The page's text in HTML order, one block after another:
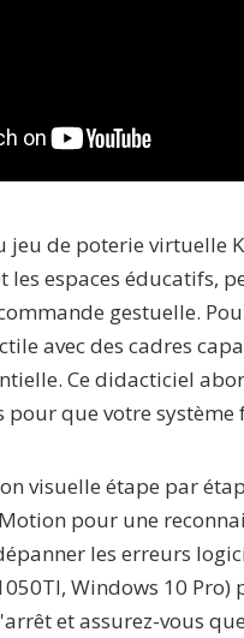
de poterie virtuelle
les espaces éducatifs,
gestuelle.
avec des cadres
Ce didacticiel
pour que votre
visuelle étape par
pour une
les erreurs
Windows 10
et assurez-vous